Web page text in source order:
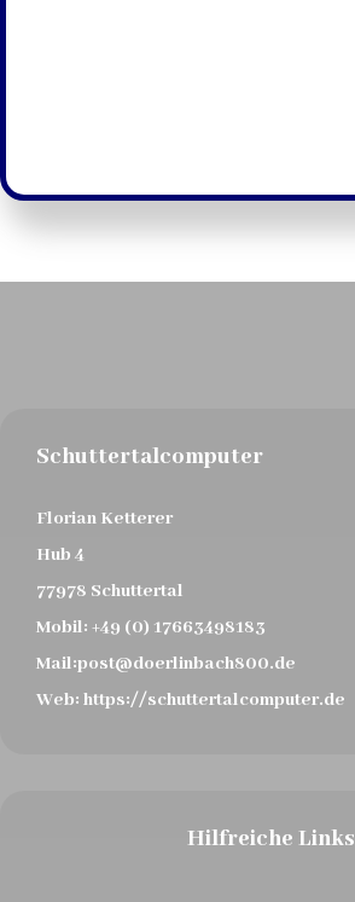
Schuttertalcomputer
Florian Ketterer
Hub 4
77978 Schuttertal
Mobil: +49 (0) 17663498183
Mail:post@doerlinbach800.de
Web: https://schuttertalcomputer.de
Hilfreiche Links